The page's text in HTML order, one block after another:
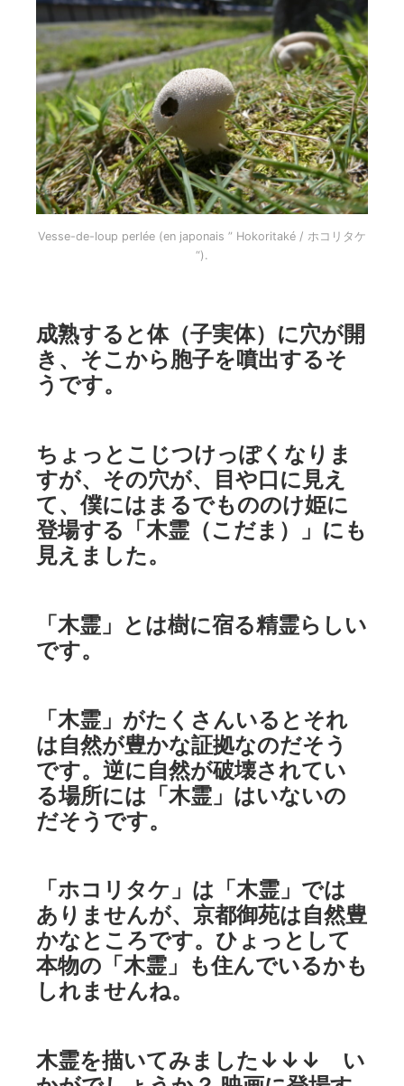
Vesse-de-loup perlée (en japonais ” Hokoritaké / ホコリタケ
“).
成熟すると体（子実体）に穴が開
き、そこから胞子を噴出するそ
うです。
ちょっとこじつけっぽくなりま
すが、その穴が、目や口に見え
て、僕にはまるでもののけ姫に
登場する「木霊（こだま）」にも
見えました。
「木霊」とは樹に宿る精霊らしい
です。
「木霊」がたくさんいるとそれ
は自然が豊かな証拠なのだそう
です。逆に自然が破壊されてい
る場所には「木霊」はいないの
だそうです。
「ホコリタケ」は「木霊」では
ありませんが、京都御苑は自然豊
かなところです。ひょっとして
本物の「木霊」も住んでいるかも
しれませんね。
木霊を描いてみました↓↓↓ い